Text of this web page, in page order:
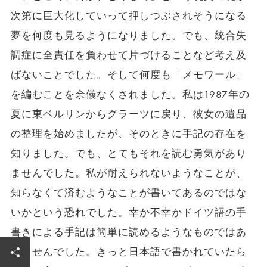
次第に巨大化していって押しつぶされそうになる
夢を何度も見るようになりました。でも、統合失
調症に全責任を負わせて片づけることなど考え及
ばないことでした。そして何度も「メモワール」
を編むことを余儀なくされました。私は1987年の
夏に東ベルリンからグラーツに戻り、彼女の遺品
の整理を始めましたが、そのときに手記の存在を
知りました。でも、とてもそれを読む勇気があり
ませんでした。私が耐えられないようなことが、
知らなくて済むようなことが書いてあるのではな
いかという恐れでした。幸か不幸かドイツ語の手
書きによる手記は簡単に読めるようなものではあ
りませんでした。きっと日本語で書かれていたら